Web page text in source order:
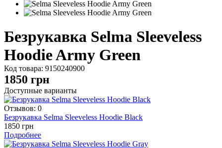
Безрукавка Selma Sleeveless
Hoodie Army Green
Код товара: 9150240900
1850 грн
Доступные варианты
Отзывов: 0
Безрукавка Selma Sleeveless Hoodie Black
1850 грн
Подробнее